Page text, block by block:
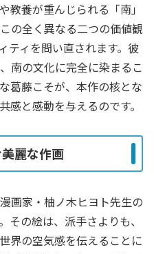
教養が重んじられる「南」
の全く異なる二つの価値観
ティを問い直されます。彼
南の文化に完全に染まるこ
葛藤こそが、本作の核とな
感と感動を与えるのです。
麗な作画
画家・柚ノ木ヒヨト先生の
その絵は、派手さよりも、
界の空気感を伝えることに